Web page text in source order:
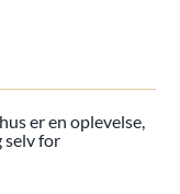
er en oplevelse,
selv for